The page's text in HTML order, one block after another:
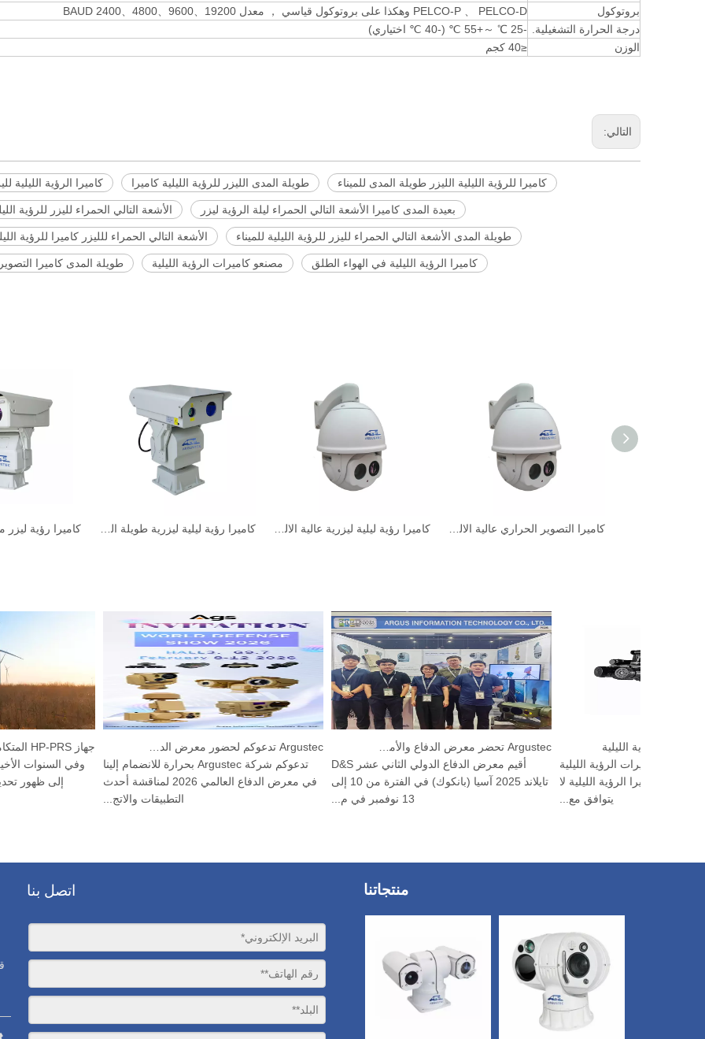
اتصل بنا
البريد الإلكتروني
بروتوكول
PELCO-P 、 PELCO-D وهكذا على بروتوكول قياسي ， معدل BAUD 2400、4800、9600、19200
درجة الحرارة التشغيلية.
-25 ℃ ～+55 ℃ (-40 ℃ اختياري)
الوزن
≤40 كجم
التالي:
كاميرا الرؤية الليلية طويلة المدى الليزر للرؤية الليلية كاميرا كاميرا للرؤية الليلية الليزر طويلة المدى للميناء
الأشعة التالي الحمراء لليزر للرؤية بعيدة المدى كاميرا الأشعة التالي الحمراء ليلة الرؤية ليزر
الأشعة التالي الحمراء للليزر كاميرا للرؤية طويلة المدى الأشعة التالي الحمراء لليزر للرؤية الليلية للميناء
طويلة المدى كاميرا مصنعو كاميرات الرؤية الليلية كاميرا الرؤية الليلية في الهواء الطلق
وفي السنوات
إلى ظهور
تدعوكم شركة Argustec بحرارة للانضمام إلينا
في معرض الدفاع العالمي 2026 لمناقشة أحدث
التطبيقات والاتج...
أقيم معرض الدفاع الدولي الثاني عشر D&S
تايلاند 2025 آسيا (بانكوك) في الفترة من 10 إلى
13 نوفمبر في م...
مع كاميرا الرؤية الليلية
التكيفي مع كاميرات الرؤية الليلية
لارتداء كاميرا الرؤية الليلية لا
يتوافق مع...
اتصل بنا منتجاتنا